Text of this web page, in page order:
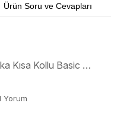
Ürün Soru ve Cevapları
Kadın Bisiklet Yaka Kısa Kollu Basic Kaşkorse İkili Crop Top T-Shirt 60602052 - Siyah-Beyaz
Yorum